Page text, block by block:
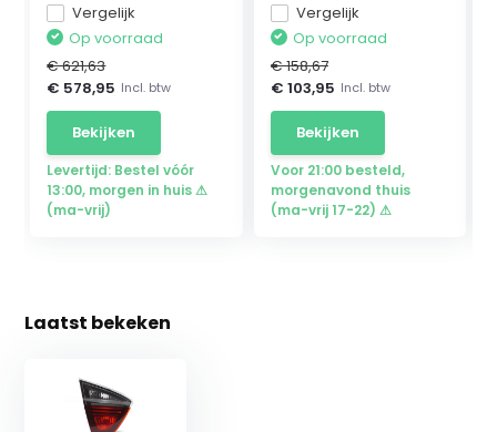
Vergelijk
Op voorraad
€ 621,63
€ 578,95 Incl. btw
Bekijken
Levertijd: Bestel vóór
13:00, morgen in huis ⚠
(ma-vrij)
Vergelijk
Op voorraad
€ 158,67
€ 103,95 Incl. btw
Bekijken
Voor 21:00 besteld,
morgenavond thuis
(ma-vrij 17-22) ⚠
Laatst bekeken